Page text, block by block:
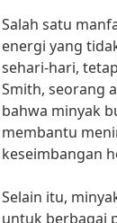
Salah satu
energi yang
sehari-hari,
Smith, seorang
bahwa minyak
membantu
keseimbangan
Selain itu,
untuk berbagai